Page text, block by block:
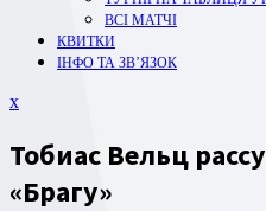
ВСІ МАТЧІ
КВИТКИ
ІНФО ТА ЗВ’ЯЗОК
xЗакрити
Тобиас Вельц
«Брагу»